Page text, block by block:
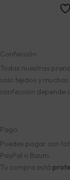
Confección
Todas nuestras
solo tejidos y
confección depende
Pago
Puedes pagar con
PayPal o Bizum.
Tu compra está